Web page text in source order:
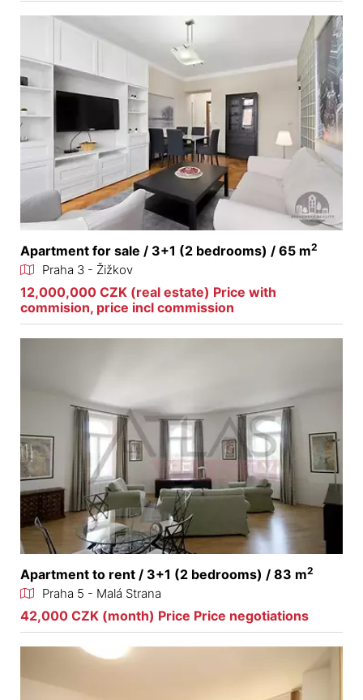
Apartment for sale / 3+1 (2 bedrooms) / 65 m2
Praha 3 - Žižkov
12,000,000 CZK (real estate) Price with
commision, price incl commission
Apartment to rent / 3+1 (2 bedrooms) / 83 m2
Praha 5 - Malá Strana
42,000 CZK (month) Price Price negotiations